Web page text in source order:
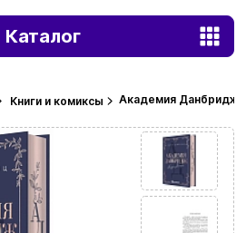
Каталог
Книги и комиксы Академия Данбридж.